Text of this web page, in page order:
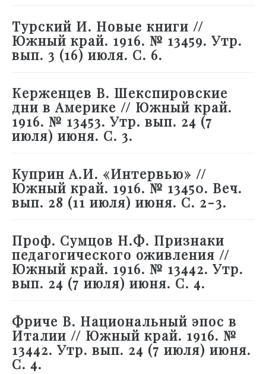
Турский И. Новые книги //
Южный край. 1916. № 13459. Утр.
вып. 3 (16) июля. С. 6.
Керженцев В. Шекспировские
дни в Америке // Южный край.
1916. № 13453. Утр. вып. 24 (7
июля) июня. С. 3.
Куприн А.И. «Интервью» //
Южный край. 1916. № 13450. Веч.
вып. 28 (11 июля) июня. С. 2-3.
Проф. Сумцов Н.Ф. Признаки
педагогического оживления //
Южный край. 1916. № 13442. Утр.
вып. 24 (7 июля) июня. С. 4.
Фриче В. Национальный эпос в
Италии // Южный край. 1916. №
13442. Утр. вып. 24 (7 июля) июня.
С. 4.